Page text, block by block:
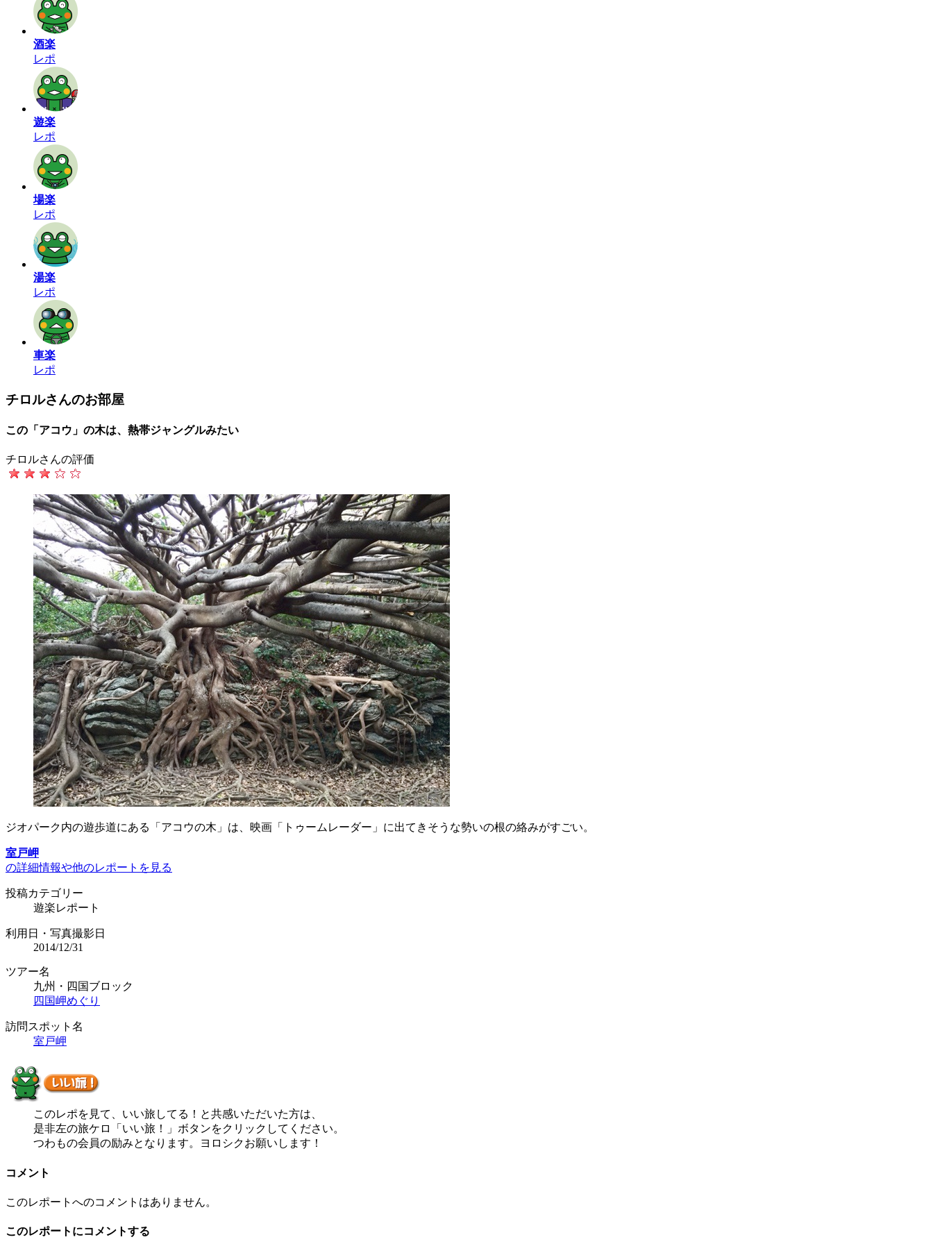
酒楽
レポ
遊楽
レポ
場楽
レポ
湯楽
レポ
車楽
レポ
チロルさんのお部屋
この「アコウ」の木は、熱帯ジャングルみたい
チロルさんの評価
ジオパーク内の遊歩道にある「アコウの木」は、映画「トゥームレーダー」に出てきそうな勢いの根の絡みがすごい。
室戸岬
の詳細情報や他のレポートを見る
投稿カテゴリー
遊楽レポート
利用日・写真撮影日
2014/12/31
ツアー名
九州・四国ブロック
四国岬めぐり
訪問スポット名
室戸岬
このレポを見て、いい旅してる！と共感いただいた方は、
是非左の旅ケロ「いい旅！」ボタンをクリックしてください。
つわもの会員の励みとなります。ヨロシクお願いします！
コメント
このレポートへのコメントはありません。
このレポートにコメントする